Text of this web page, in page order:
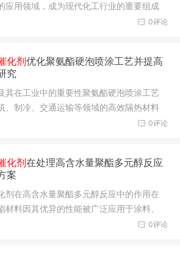
应用领域，成为现代化工行业的重要组成
0评论
化剂优化聚氨酯硬泡喷涂工艺并提高
究
其在工业中的重要性聚氨酯硬泡喷涂工艺
、制冷、交通运输等领域的高效隔热材料
0评论
化剂在处理高含水量聚酯多元醇反应
案
剂在高含水量聚酯多元醇反应中的作用在
材料因其优异的性能被广泛应用于涂料、
0评论